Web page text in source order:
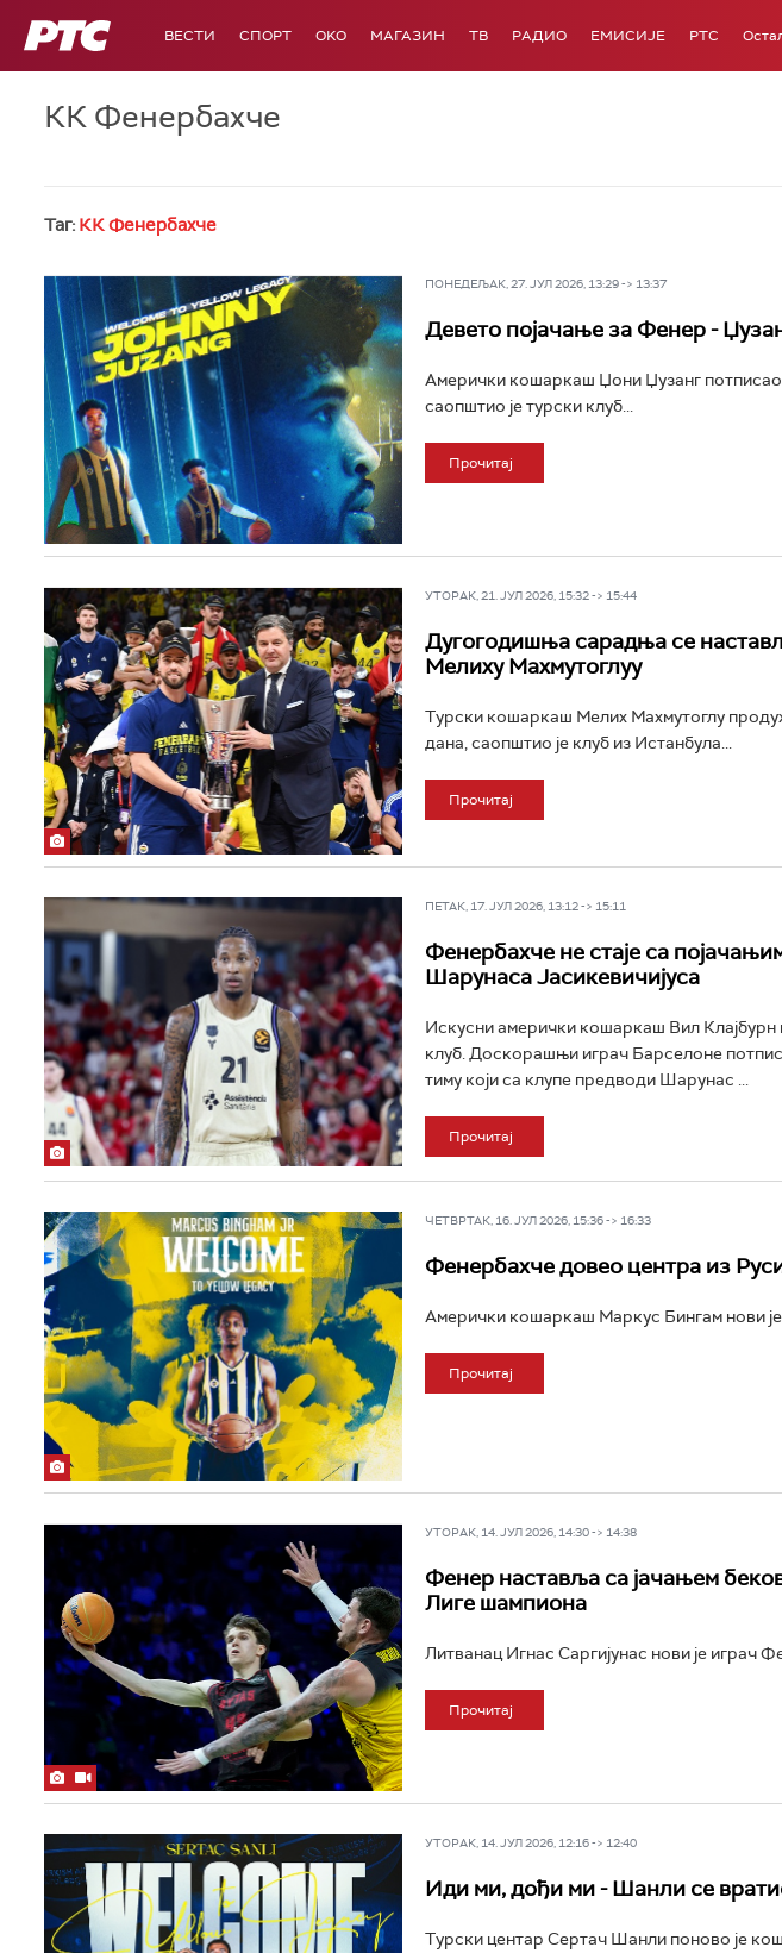
РТС ВЕСТИ СПОРТ OKO МАГАЗИН ТВ РАДИО ЕМИСИЈЕ РТС
КК Фенербахче
Таг: КК Фенербахче
ПОНЕДЕЉАК, 27. ЈУЛ 2026, 13:29 -> 13:37
Девето појачање за Фенер -
Амерички кошаркаш Џони Џузанг
саопштио је турски клуб...
Прочитај
УТОРАК, 21. ЈУЛ 2026, 15:32 -> 15:44
Дугогодишња сарадња се
Мелиху Махмутоглуу
Турски кошаркаш Мелих Махмутоглу
дана, саопштио је клуб из Истанбула...
Прочитај
ПЕТАК, 17. ЈУЛ 2026, 13:12 -> 15:11
Фенербахче не стаје са
Шарунаса Јасикевичијуса
Искусни амерички кошаркаш Вил Клајбурн
клуб. Доскорашњи играч Барселоне
тиму који са клупе предводи Шарунас ...
Прочитај
ЧЕТВРТАК, 16. ЈУЛ 2026, 15:36 -> 16:33
Фенербахче довео центра из
Амерички кошаркаш Маркус Бингам нови
Прочитај
УТОРАК, 14. ЈУЛ 2026, 14:30 -> 14:38
Фенер наставља са јачањем
Лиге шампиона
Литванац Игнас Саргијунас нови је играч
Прочитај
УТОРАК, 14. ЈУЛ 2026, 12:16 -> 12:40
Иди ми, дођи ми - Шанли се
Турски центар Сертач Шанли поново је